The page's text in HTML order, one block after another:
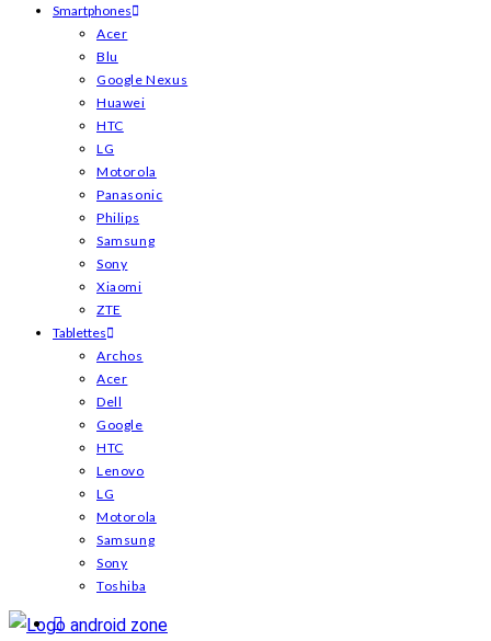
Smartphones
Acer
Blu
Google Nexus
Huawei
HTC
LG
Motorola
Panasonic
Philips
Samsung
Sony
Xiaomi
ZTE
Tablettes
Archos
Acer
Dell
Google
HTC
Lenovo
LG
Motorola
Samsung
Sony
Toshiba